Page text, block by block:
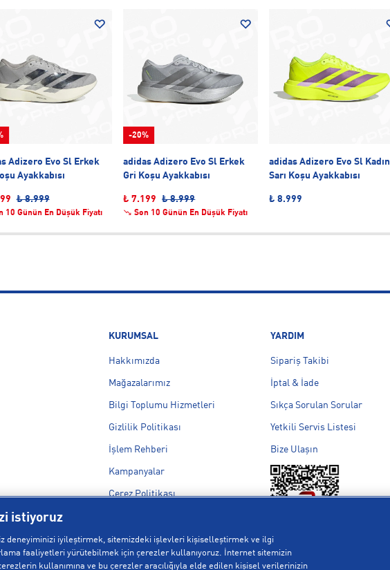
Adizero Evo Sl Erkek
Ayakkabısı
₺ 8.999
10 Günün En Düşük Fiyatı
-20%
adidas Adizero Evo Sl Erkek
Gri Koşu Ayakkabısı
₺ 7.199 ₺ 8.999
Son 10 Günün En Düşük Fiyatı
adidas Adizero Evo Sl Kadın
Sarı Koşu Ayakkabısı
₺ 8.999
KURUMSAL
Hakkımızda
Mağazalarımız
Bilgi Toplumu Hizmetleri
Gizlilik Politikası
İşlem Rehberi
Kampanyalar
Çerez Politikası
Çerez Ayarları
YARDIM
Sipariş Takibi
İptal & İade
Sıkça Sorulan Sorular
Yetkili Servis Listesi
Bize Ulaşın
istiyoruz
deneyiminizi iyileştirmek, sitemizdeki işlevleri kişiselleştirmek ve ilgi
faaliyetleri yürütebilmek için çerezler kullanıyoruz. İnternet sitemizin
kullanımına ve bu çerezler aracılığıyla elde edilen kişisel verilerinizin